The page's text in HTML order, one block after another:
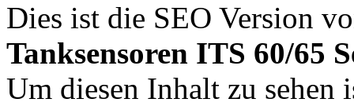
Dies ist die SEO Version
Tanksensoren ITS 60/65
Um diesen Inhalt zu sehen